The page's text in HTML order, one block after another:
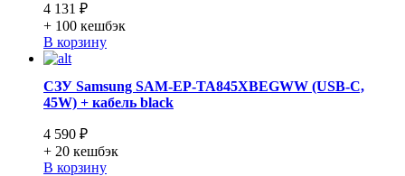
4 131 ₽
+ 100 кешбэк
В корзину
СЗУ Samsung SAM-EP-TA845XBEGWW (USB-C,
45W) + кабель black
4 590 ₽
+ 20 кешбэк
В корзину